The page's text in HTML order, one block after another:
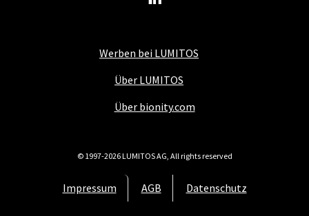
Werben bei LUMITOS
Über LUMITOS
Über bionity.com
Impressum AGB Datenschutz
© 1997-2026 LUMITOS AG, All rights reserved